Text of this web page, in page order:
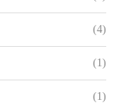
(4)
(1)
(1)